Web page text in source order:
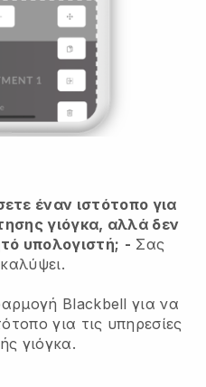
έναν ιστότοπο για
γιόγκα, αλλά δεν
υπολογιστή; - Σας
Blackbell για να
για τις υπηρεσίες
γιόγκα.